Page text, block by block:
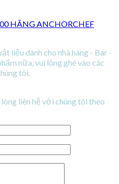
HÃNG ANCHORCHEF
liệu dành cho nhà hàng - Bar -
nữa, vui lòng ghé vào các
tôi.
liên hệ với chúng tôi theo